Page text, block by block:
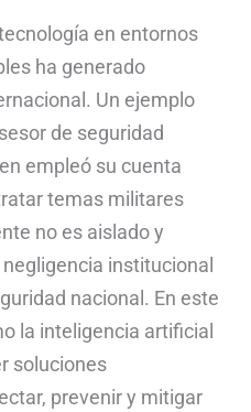
en entornos
ha generado
Un ejemplo
de seguridad
empleó su cuenta
temas militares
no es aislado y
institucional
nacional. En este
la inteligencia artificial
soluciones
prevenir y mitigar